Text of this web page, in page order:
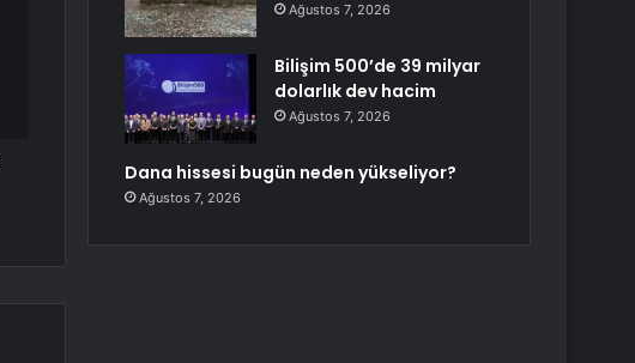
Ağustos 7, 2026
Bilişim 500’de 39 milyar
dolarlık dev hacim
Ağustos 7, 2026
Dana hissesi bugün neden yükseliyor?
Ağustos 7, 2026